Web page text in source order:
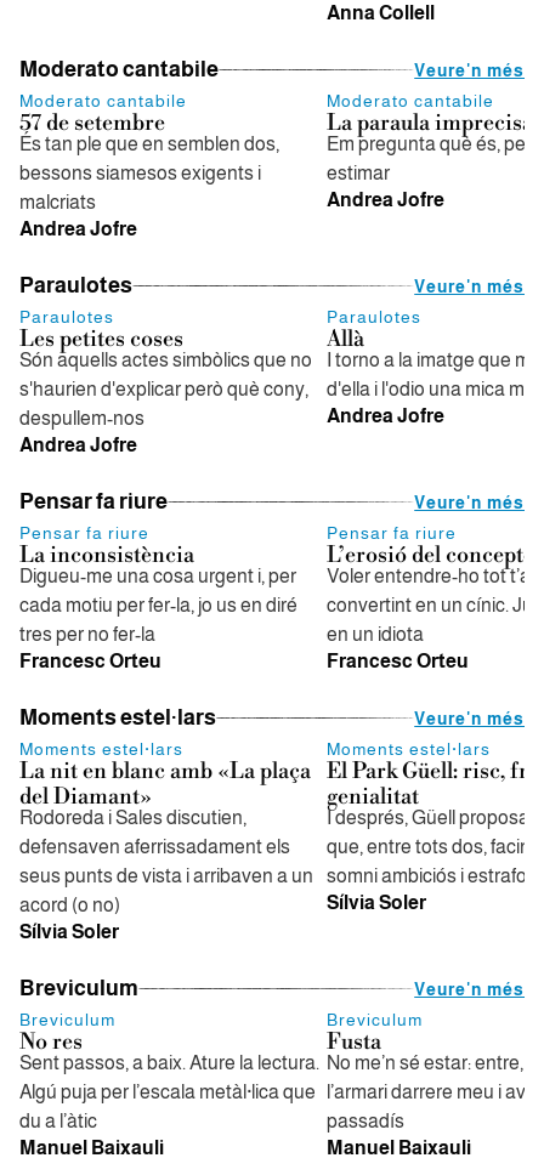
Anna Collell
Moderato cantabile
Veure'n més
Moderato cantabile
57 de setembre
És tan ple que en semblen dos,
bessons siamesos exigents i
malcriats
Andrea Jofre
Moderato cantabile
La paraula imprecisa
Em pregunta què és, per
estimar
Andrea Jofre
Paraulotes
Veure'n més
Paraulotes
Les petites coses
Són aquells actes simbòlics que no
s'haurien d'explicar però què cony,
despullem-nos
Andrea Jofre
Paraulotes
Allà
I torno a la imatge que
d'ella i l'odio una mica
Andrea Jofre
Pensar fa riure
Veure'n més
Pensar fa riure
La inconsistència
Digueu-me una cosa urgent i, per
cada motiu per fer-la, jo us en diré
tres per no fer-la
Francesc Orteu
Pensar fa riure
L’erosió del concepte
Voler entendre-ho tot
convertint en un cínic.
en un idiota
Francesc Orteu
Moments estel·lars
Veure'n més
Moments estel·lars
La nit en blanc amb «La plaça
del Diamant»
Rodoreda i Sales discutien,
defensaven aferrissadament els
seus punts de vista i arribaven a un
acord (o no)
Sílvia Soler
Moments estel·lars
El Park Güell: risc,
genialitat
I després, Güell proposa
que, entre tots dos, facin
somni ambiciós i
Sílvia Soler
Breviculum
Veure'n més
Breviculum
No res
Sent passos, a baix. Ature la lectura.
Algú puja per l’escala metàl·lica que
du a l’àtic
Manuel Baixauli
Breviculum
Fusta
No me’n sé estar: entre,
l’armari darrere meu i
passadís
Manuel Baixauli